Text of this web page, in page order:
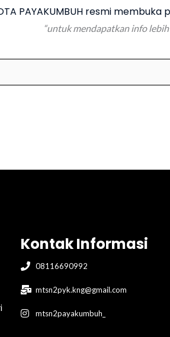
PAYAKUMBUH resmi
“untuk mendapatkan info
Kontak Informasi
08116690992
mtsn2pyk.kng@gmail.com
mtsn2payakumbuh_